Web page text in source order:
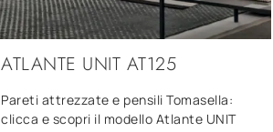
ATLANTE UNIT AT125
Pareti attrezzate e pensili Tomasella:
clicca e scopri il modello Atlante UNIT